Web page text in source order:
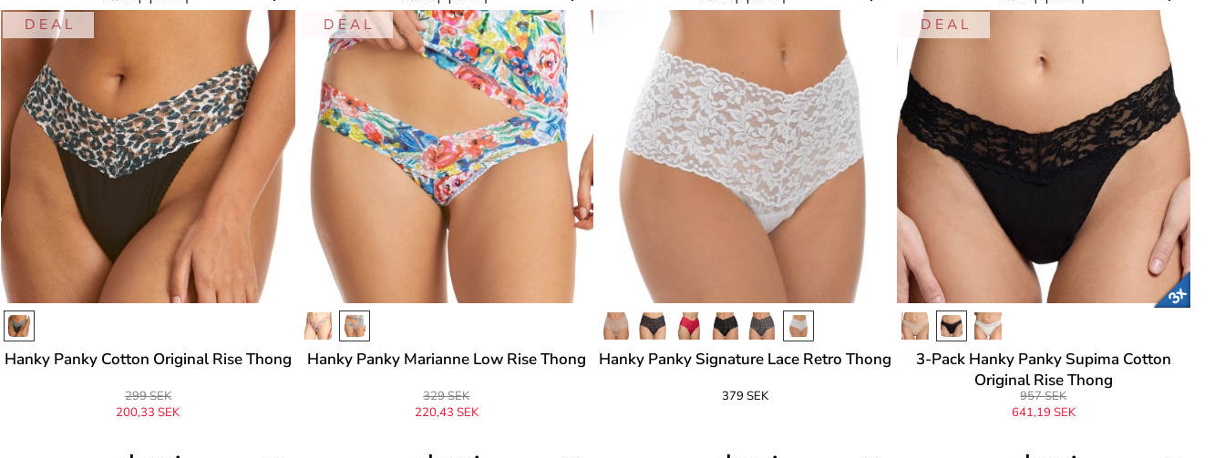
D E A L
Hanky Panky Cotton Original Rise Thong
299 SEK
200,33 SEK
D E A L
Hanky Panky Marianne Low Rise Thong
329 SEK
220,43 SEK
Hanky Panky Signature Lace Retro Thong
379 SEK
D E A L
3-Pack Hanky Panky Supima Cotton
Original Rise Thong
957 SEK
641,19 SEK